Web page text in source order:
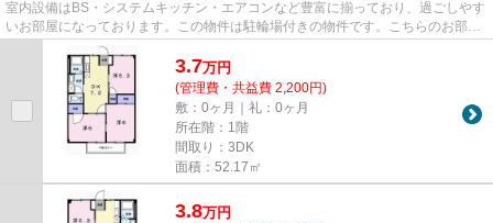
室内設備はBS・システムキッチン・エアコンなど豊富に揃っており、過ごしやす
いお部屋になっております。この物件は駐輪場付きの物件です。こちらのお部屋
で新しい生活を始めてみませ...
3.7万円
(管理費・共益費 2,200円)
敷：0ヶ月｜礼：0ヶ月
所在階：1階
間取り：3DK
面積：52.17㎡
3.8万円